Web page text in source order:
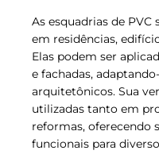
As esquadrias de
em residências,
Elas podem ser
e fachadas,
arquitetônicos. Sua
utilizadas tanto em
reformas, oferecendo
funcionais para